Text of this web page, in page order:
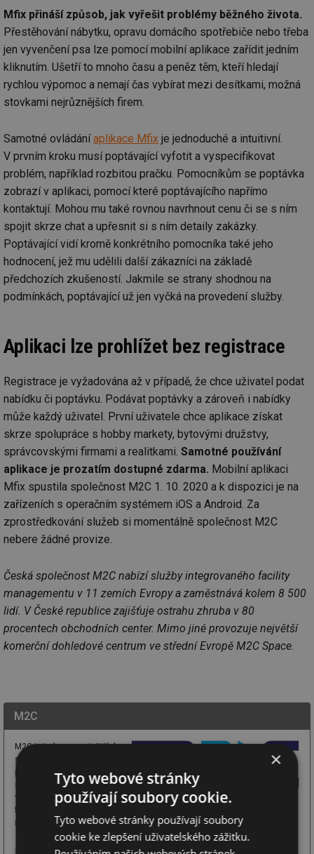
Mfix přináší způsob, jak vyřešit problémy běžného života.
Přestěhování nábytku, opravu domácího spotřebiče nebo třeba
jen vyvenčení psa lze pomocí mobilní aplikace zařídit jedním
kliknutím. Ušetří to mnoho času a peněz těm, kteří hledají
rychlou výpomoc a nemají čas vybírat mezi desítkami, možná
stovkami nejrůznějších firem.
Samotné ovládáníaplikace Mfix je jednoduché a intuitivní.
V prvním kroku musí poptávající vyfotit a vyspecifikovat
problém, například rozbitou pračku. Pomocníkům se poptávka
zobrazí v aplikaci, pomocí které poptávajícího napřímo
kontaktují. Mohou mu také rovnou navrhnout cenu či se s ním
spojit skrze chat a upřesnit si s ním detaily zakázky.
Poptávající vidí kromě konkrétního pomocníka také jeho
hodnocení, jež mu udělili další zákazníci na základě
předchozích zkušeností. Jakmile se strany shodnou na
podmínkách, poptávající už jen vyčká na provedení služby.
Aplikaci lze prohlížet bez registrace
Registrace je vyžadována až v případě, že chce uživatel podat
nabídku či poptávku. Podávat poptávky a zároveň i nabídky
může každý uživatel. První uživatele chce aplikace získat
skrze spolupráce s hobby markety, bytovými družstvy,
správcovskými firmami a realitkami. Samotné používání
aplikace je prozatím dostupné zdarma. Mobilní aplikaci
Mfix spustila společnost M2C 1. 10. 2020 a k dispozici je na
zařízeních s operačním systémem iOS a Android. Za
zprostředkování služeb si momentálně společnost M2C
nebere žádné provize.
Česká společnost M2C nabízí služby integrovaného facility
managementu v 11 zemích Evropy a zaměstnává kolem 8 500
lidí. V České republice zajišťuje ostrahu zhruba v 80
procentech obchodních center. Mimo jiné provozuje největší
komerční dohledové centrum ve střední Evropě M2C Space.
M2C
M2C je jednou z největších
společností s mezinárodní
působností, nabízející
široké spektrum služeb
v oblasti integrovaného
facility managementu. Poskytuje komplexní služby v rámci správy
nemovitostí (úklid, údržba a zabezpečení) a prostřednictvím ...
×
Tyto webové stránky
používají soubory cookie.
Tyto webové stránky používají soubory
cookie ke zlepšení uživatelského zážitku.